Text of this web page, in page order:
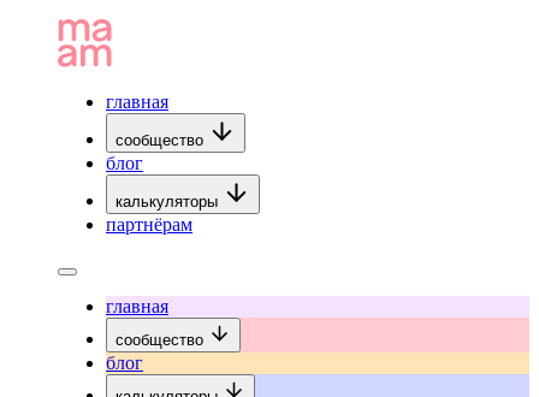
главная
сообщество
блог
калькуляторы
партнёрам
главная
сообщество
блог